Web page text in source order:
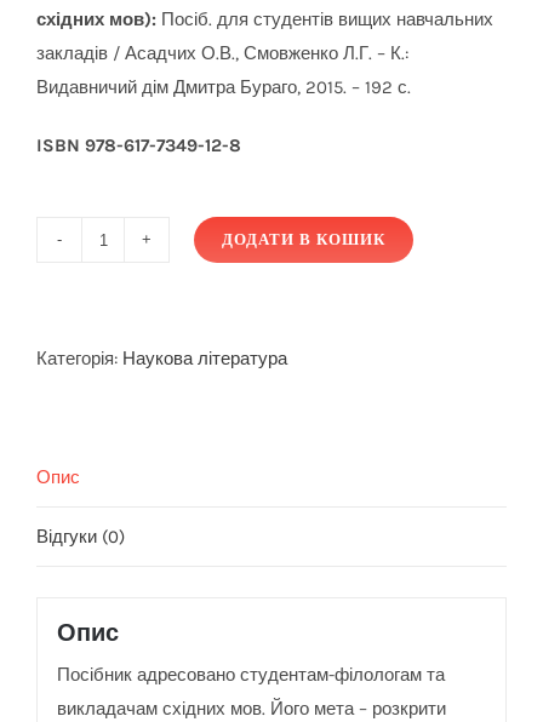
східних мов): Посіб. для студентів вищих навчальних
закладів / Асадчих О.В., Смовженко Л.Г. – К.:
Видавничий дім Дмитра Бураго, 2015. – 192 с.
ISBN 978-617-7349-12-8
компетентностей:
матеріалі
кількість
ДОДАТИ В КОШИК
Категорія: Наукова література
Опис
Відгуки (0)
Опис
Посібник адресовано студентам-філологам та
викладачам східних мов. Його мета – розкрити